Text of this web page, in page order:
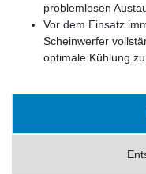
problemlosen
Vor dem Einsatz
Scheinwerfer
optimale Kühlung